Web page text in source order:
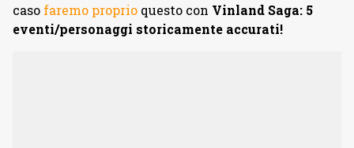
caso faremo proprio questo con Vinland Saga: 5
eventi/personaggi storicamente accurati!